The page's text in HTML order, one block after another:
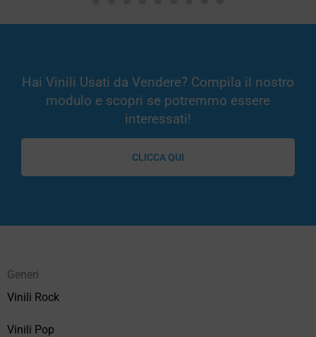
Hai Vinili Usati da Vendere? Compila il nostro
modulo e scopri se potremmo essere
interessati!
CLICCA QUI
Generi
Vinili Rock
Vinili Pop